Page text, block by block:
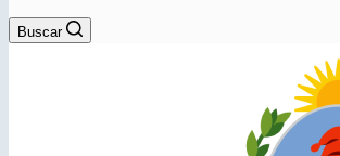
Buscar